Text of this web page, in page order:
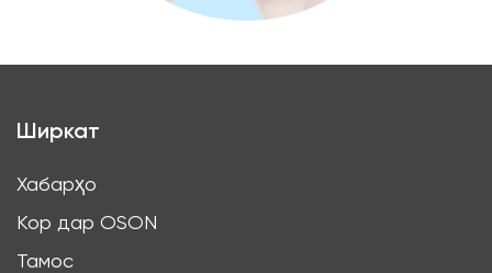
Ширкат
Хабарҳо
Кор дар OSON
Тамос